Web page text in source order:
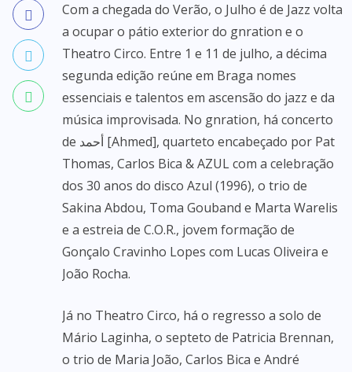
Com a chegada do Verão, o Julho é de Jazz volta
a ocupar o pátio exterior do gnration e o
Theatro Circo. Entre 1 e 11 de julho, a décima
segunda edição reúne em Braga nomes
essenciais e talentos em ascensão do jazz e da
música improvisada. No gnration, há concerto
de أحمد [Ahmed], quarteto encabeçado por Pat
Thomas, Carlos Bica & AZUL com a celebração
dos 30 anos do disco Azul (1996), o trio de
Sakina Abdou, Toma Gouband e Marta Warelis
e a estreia de C.O.R., jovem formação de
Gonçalo Cravinho Lopes com Lucas Oliveira e
João Rocha.
Já no Theatro Circo, há o regresso a solo de
Mário Laginha, o septeto de Patricia Brennan,
o trio de Maria João, Carlos Bica e André